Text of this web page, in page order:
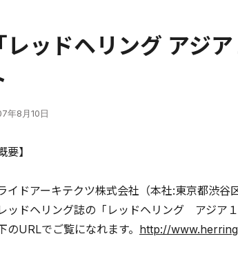
レッドヘリング アジ
年8月10日
要】
イドアーキテクツ株式会社（本社:東京都渋
ッドヘリング誌の「レッドヘリング アジア
のURLでご覧になれます。 http://